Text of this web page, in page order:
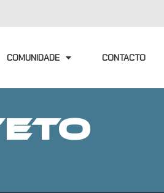
COMUNIDADE CONTACTO